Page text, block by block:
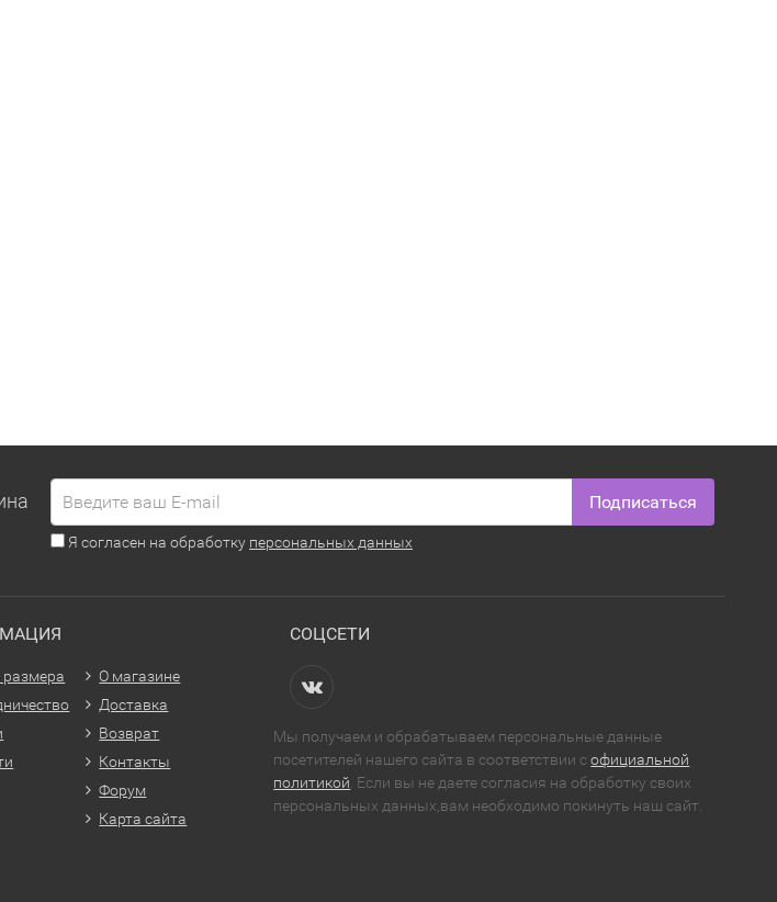
Подписаться
Я согласен на обработку персональных данных
О магазине
Доставка
Возврат
Контакты
Форум
Карта сайта
СОЦСЕТИ
Мы получаем и обрабатываем персональные данные
посетителей нашего сайта в соответствии софициальной
политикой . Если вы не даете согласия на обработку своих
персональных данных,вам необходимо покинуть наш сайт.